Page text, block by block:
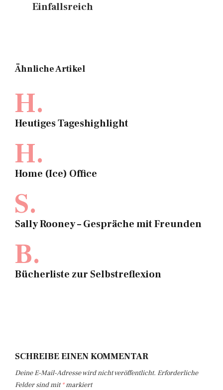
Einfallsreich
Ähnliche Artikel
H.
Heutiges Tageshighlight
H.
Home (Ice) Office
S.
Sally Rooney – Gespräche mit Freunden
B.
Bücherliste zur Selbstreflexion
SCHREIBE EINEN KOMMENTAR
Deine E-Mail-Adresse wird nicht veröffentlicht. Erforderliche
Felder sind mit*markiert